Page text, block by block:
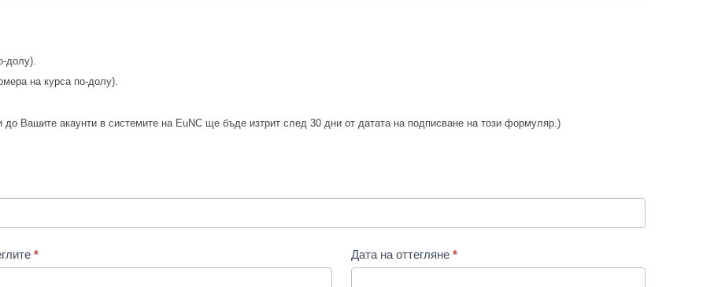
долу).
на курса по-долу).
Вашите акаунти в системите на EuNC ще бъде изтрит след 30 дни от датата на подписване на този формуляр.)
* Дата на оттегляне *